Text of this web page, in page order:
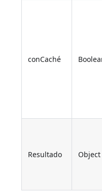
conCaché
Resultado Object